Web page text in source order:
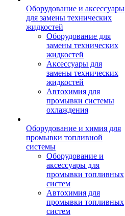
Оборудование и аксессуары
для замены технических
жидкостей
Оборудование для
замены технических
жидкостей
Аксессуары для
замены технических
жидкостей
Автохимия для
промывки системы
охлаждения
Оборудование и химия для
промывки топливной
системы
Оборудование и
аксессуары для
промывки топливных
систем
Автохимия для
промывки топливных
систем